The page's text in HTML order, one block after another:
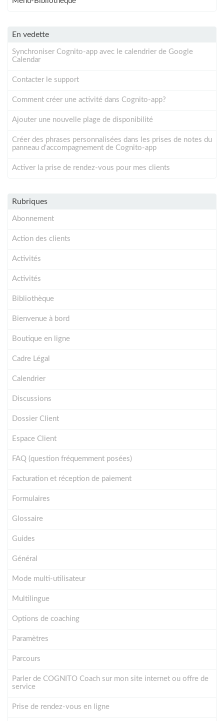
En vedette
Synchroniser Cognito-app avec le calendrier de Google
Calendar
Contacter le support
Comment créer une activité dans Cognito-app?
Ajouter une nouvelle plage de disponibilité
Créer des phrases personnalisées dans les prises de notes du
panneau d'accompagnement de Cognito-app
Activer la prise de rendez-vous pour mes clients
Rubriques
Abonnement
Action des clients
Activités
Activités
Bibliothèque
Bienvenue à bord
Boutique en ligne
Cadre Légal
Calendrier
Discussions
Dossier Client
Espace Client
FAQ (question fréquemment posées)
Facturation et réception de paiement
Formulaires
Glossaire
Guides
Général
Mode multi-utilisateur
Multilingue
Options de coaching
Paramètres
Parcours
Parler de COGNITO Coach sur mon site internet ou offre de
service
Prise de rendez-vous en ligne